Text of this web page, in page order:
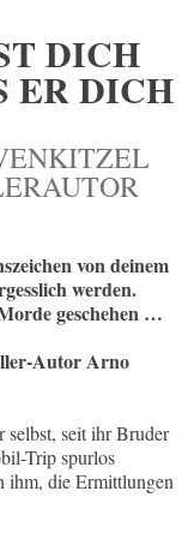
DICH
ER DICH
von deinem
werden.
geschehen …
Autor Arno
selbst, seit ihr Bruder
Trip spurlos
ihm, die Ermittlungen